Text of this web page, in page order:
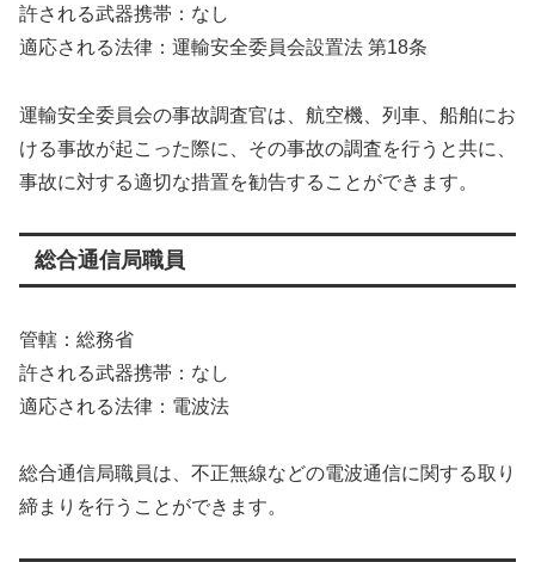
許される武器携帯：なし
適応される法律：運輸安全委員会設置法 第18条
運輸安全委員会の事故調査官は、航空機、列車、船舶にお
ける事故が起こった際に、その事故の調査を行うと共に、
事故に対する適切な措置を勧告することができます。
総合通信局職員
管轄：総務省
許される武器携帯：なし
適応される法律：電波法
総合通信局職員は、不正無線などの電波通信に関する取り
締まりを行うことができます。